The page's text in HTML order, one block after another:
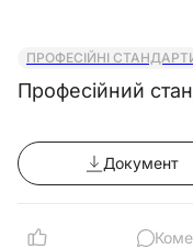
ПРОФЕСІЙНІ
Професійний
Документ